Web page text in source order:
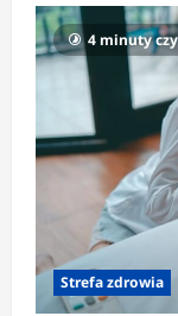
4 minuty
Strefa zdrowia